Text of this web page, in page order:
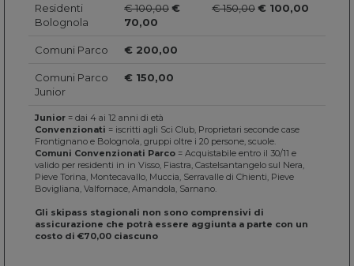
Residenti
Bolognola
€ 100,00€
70,00
€ 150,00€ 100,00
Comuni Parco € 200,00
Comuni Parco
Junior
€ 150,00
Junior = dai 4 ai 12 anni di età
Convenzionati = iscritti agli Sci Club, Proprietari seconde case
Frontignano e Bolognola, gruppi oltre i 20 persone, scuole.
Comuni Convenzionati Parco = Acquistabile entro il 30/11 e
valido per residenti in in Visso, Fiastra, Castelsantangelo sul Nera,
Pieve Torina, Montecavallo, Muccia, Serravalle di Chienti, Pieve
Bovigliana, Valfornace, Amandola, Sarnano.
Gli skipass stagionali non sono comprensivi di
assicurazione che potrà essere aggiunta a parte con un
costo di €70,00 ciascuno